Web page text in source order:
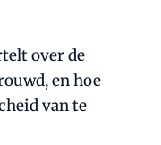
over de
en hoe
van te